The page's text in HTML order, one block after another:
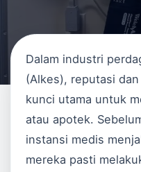
Dalam industri
(Alkes), reputasi
kunci utama untuk
atau apotek.
instansi medis
mereka pasti